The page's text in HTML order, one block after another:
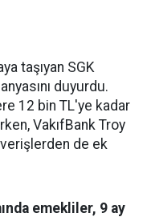
taşıyan SGK
duyurdu.
12 bin TL'ye kadar
VakıfBank Troy
de ek
emekliler, 9 ay